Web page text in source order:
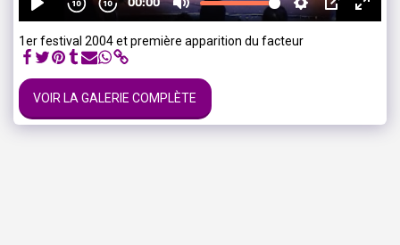
1er festival 2004 et première apparition du facteur
VOIR LA GALERIE COMPLÈTE